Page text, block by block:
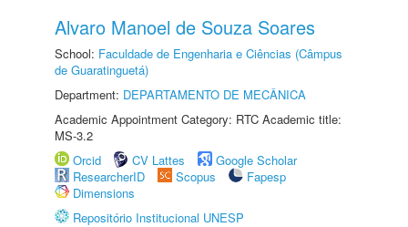
Alvaro Manoel de Souza Soares
School: Faculdade de Engenharia e Ciências (Câmpus
de Guaratinguetá)
Department: DEPARTAMENTO DE MECÂNICA
Academic Appointment Category: RTC Academic title:
MS-3.2
Orcid
CV Lattes
Google Scholar
ResearcherID
Scopus
Fapesp
Dimensions
Repositório Institucional UNESP